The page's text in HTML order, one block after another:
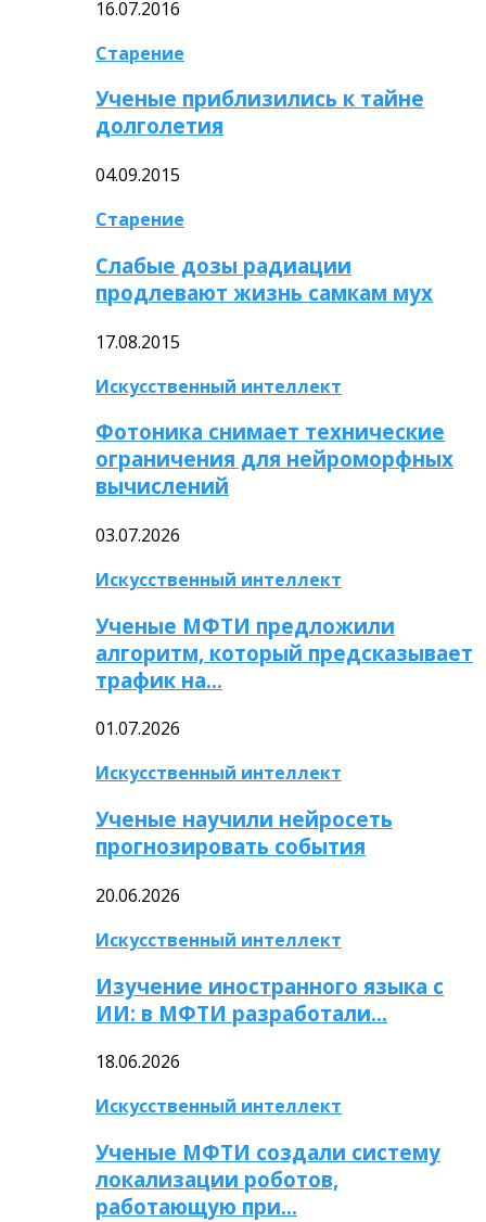
16.07.2016
Старение
Ученые приблизились к тайне
долголетия
04.09.2015
Старение
Слабые дозы радиации
продлевают жизнь самкам мух
17.08.2015
Искусственный интеллект
Фотоника снимает технические
ограничения для нейроморфных
вычислений
03.07.2026
Искусственный интеллект
Ученые МФТИ предложили
алгоритм, который предсказывает
трафик на…
01.07.2026
Искусственный интеллект
Ученые научили нейросеть
прогнозировать события
20.06.2026
Искусственный интеллект
Изучение иностранного языка с
ИИ: в МФТИ разработали…
18.06.2026
Искусственный интеллект
Ученые МФТИ создали систему
локализации роботов,
работающую при…